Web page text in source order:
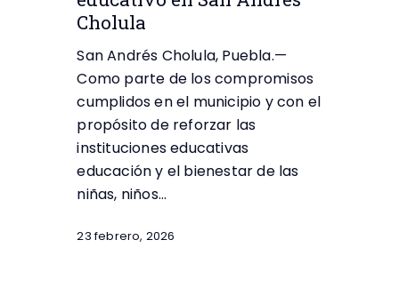
Cholula
San Andrés Cholula, Puebla.—
Como parte de los compromisos
cumplidos en el municipio y con el
propósito de reforzar las
instituciones educativas
educación y el bienestar de las
niñas, niños…
23 febrero, 2026